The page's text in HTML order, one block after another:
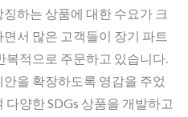
하는 상품에 대한 수요가 크
서 많은 고객들이 장기 파트
복적으로 주문하고 있습니다.
을 확장하도록 영감을 주었
양한 SDGs 상품을 개발하고